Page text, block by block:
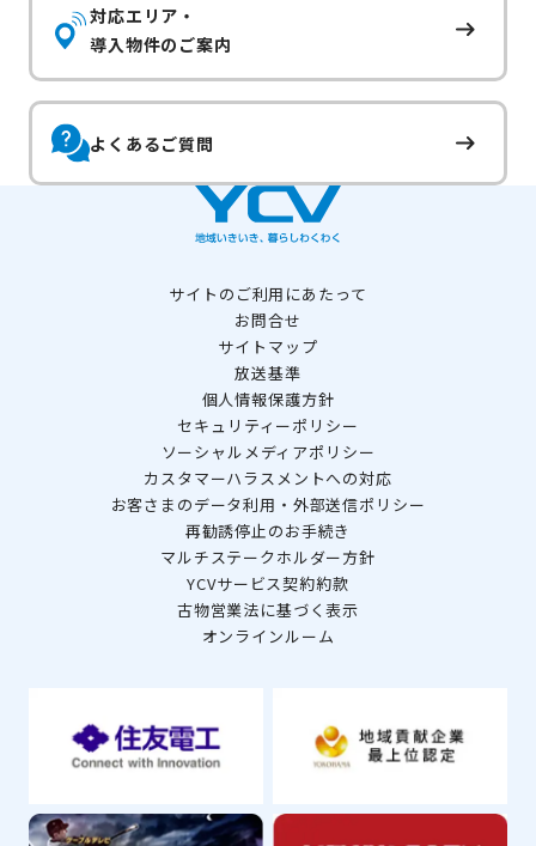
対応エリア・
導入物件のご案内
よくあるご質問
サイトのご利用にあたって
お問合せ
サイトマップ
放送基準
個人情報保護方針
セキュリティーポリシー
ソーシャルメディアポリシー
カスタマーハラスメントへの対応
お客さまのデータ利用・外部送信ポリシー
再勧誘停止のお手続き
マルチステークホルダー方針
YCVサービス契約約款
古物営業法に基づく表示
オンラインルーム